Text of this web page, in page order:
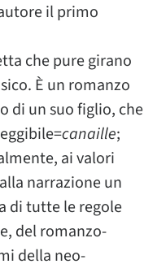
il primo
che pure girano
È un romanzo
di un suo figlio, che
canaille;
ai valori
narrazione un
di tutte le regole
del romanzo-
della neo-